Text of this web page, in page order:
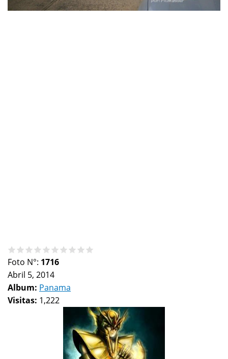
Foto N°: 1716
Abril 5, 2014
Album: Panama
Visitas: 1,222